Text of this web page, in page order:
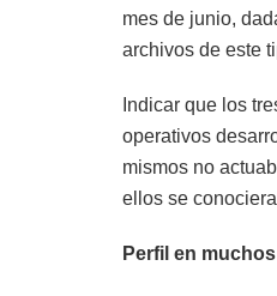
mes de junio,
archivos de este
Indicar que los
operativos
mismos no
ellos se
Perfil en